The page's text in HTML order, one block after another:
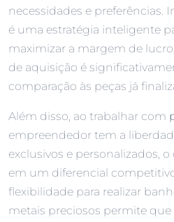
necessidades e preferências.
é uma estratégia inteligente
maximizar a margem de
de aquisição é
comparação às peças já
Além disso, ao trabalhar com
empreendedor tem a
exclusivos e personalizados,
em um diferencial
flexibilidade para realizar
metais preciosos permite